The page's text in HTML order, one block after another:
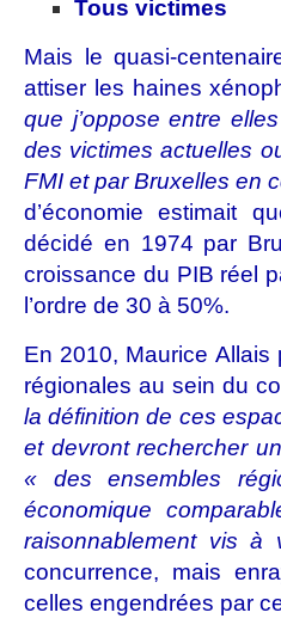
Tous victimes
Mais le quasi-
attiser les haines
que j’oppose entre
des victimes actuelles
FMI et par Bruxelles en
d’économie estimait
décidé en 1974 par
croissance du PIB réel
l’ordre de 30 à 50%.
En 2010, Maurice
régionales au sein du
la définition de ces
et devront rechercher
« des ensembles
économique
raisonnablement vis à
concurrence, mais
celles engendrées par